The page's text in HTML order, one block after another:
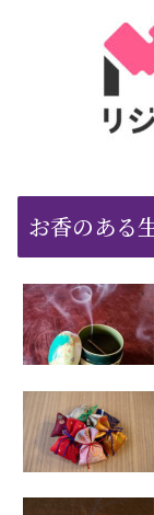
お香のある